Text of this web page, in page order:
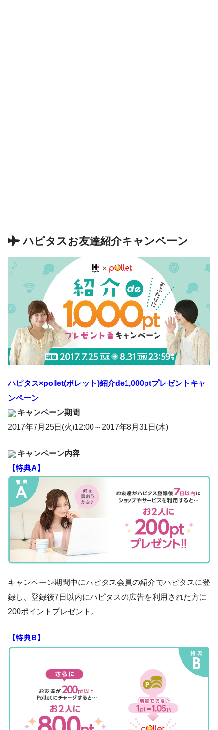
ハピタスお友達紹介キャンペーン
ハピタス×pollet(ポレット)紹介de1,000ptプレゼントキャ
ンペーン
キャンペーン期間
2017年7月25日(火)12:00～2017年8月31日(木)
キャンペーン内容
【特典A】
キャンペーン期間中にハピタス会員の紹介でハピタスに登
録し、登録後7日以内にハピタスの広告を利用された方に
200ポイントプレゼント。
【特典B】